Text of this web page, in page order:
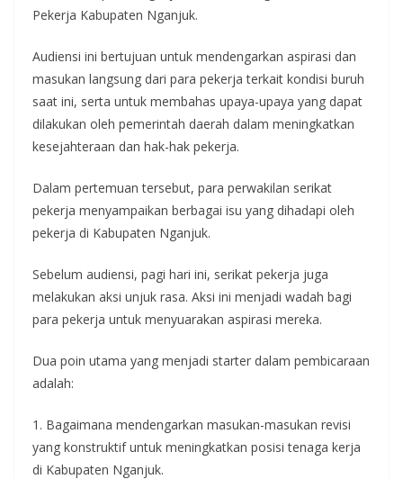
Pekerja Kabupaten Nganjuk.
Audiensi ini bertujuan untuk mendengarkan aspirasi dan
masukan langsung dari para pekerja terkait kondisi buruh
saat ini, serta untuk membahas upaya-upaya yang dapat
dilakukan oleh pemerintah daerah dalam meningkatkan
kesejahteraan dan hak-hak pekerja.
Dalam pertemuan tersebut, para perwakilan serikat
pekerja menyampaikan berbagai isu yang dihadapi oleh
pekerja di Kabupaten Nganjuk.
Sebelum audiensi, pagi hari ini, serikat pekerja juga
melakukan aksi unjuk rasa. Aksi ini menjadi wadah bagi
para pekerja untuk menyuarakan aspirasi mereka.
Dua poin utama yang menjadi starter dalam pembicaraan
adalah:
1. Bagaimana mendengarkan masukan-masukan revisi
yang konstruktif untuk meningkatkan posisi tenaga kerja
di Kabupaten Nganjuk.